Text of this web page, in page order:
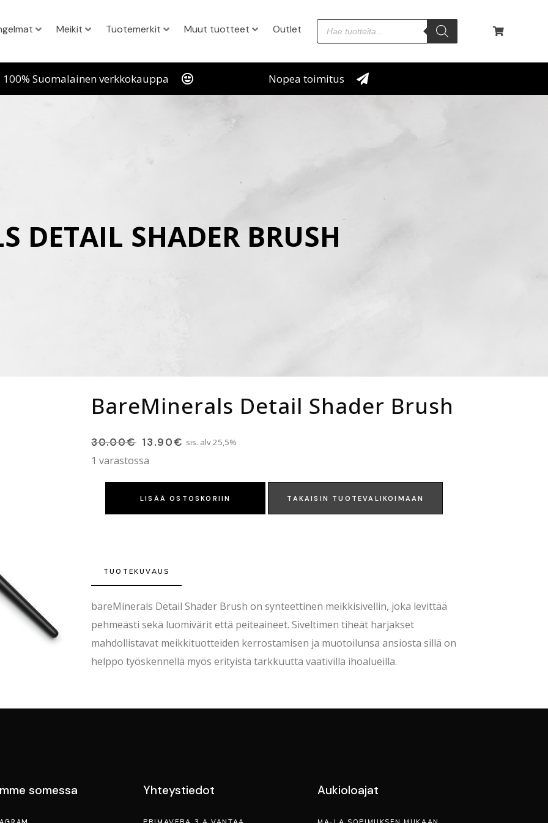
Meikit Tuotemerkit Muut tuotteet Outlet
100% Suomalainen verkkokauppa Nopea toimitus
DETAIL SHADER BRUSH
BareMinerals Detail Shader Brush
30.00€ 13.90€ sis. alv 25,5%
1 varastossa
LISÄÄ OSTOSKORIIN TAKAISIN TUOTEVALIKOIMAAN
TUOTEKUVAUS
bareMinerals Detail Shader Brush on synteettinen meikkisivellin, joka levittää
pehmeästi sekä luomivärit että peiteaineet. Siveltimen tiheät harjakset
mahdollistavat meikkituotteiden kerrostamisen ja muotoilunsa ansiosta sillä on
helppo työskennellä myös erityistä tarkkuutta vaativilla ihoalueilla.
somessa Yhteystiedot Aukioloajat